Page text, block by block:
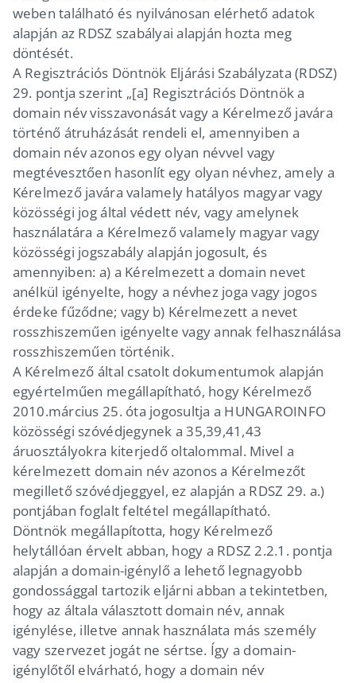
weben található és nyilvánosan elérhető adatok
alapján az RDSZ szabályai alapján hozta meg
döntését.
A Regisztrációs Döntnök Eljárási Szabályzata (RDSZ)
29. pontja szerint „[a] Regisztrációs Döntnök a
domain név visszavonását vagy a Kérelmező javára
történő átruházását rendeli el, amennyiben a
domain név azonos egy olyan névvel vagy
megtévesztően hasonlít egy olyan névhez, amely a
Kérelmező javára valamely hatályos magyar vagy
közösségi jog által védett név, vagy amelynek
használatára a Kérelmező valamely magyar vagy
közösségi jogszabály alapján jogosult, és
amennyiben: a) a Kérelmezett a domain nevet
anélkül igényelte, hogy a névhez joga vagy jogos
érdeke fűződne; vagy b) Kérelmezett a nevet
rosszhiszeműen igényelte vagy annak felhasználása
rosszhiszeműen történik.
A Kérelmező által csatolt dokumentumok alapján
egyértelműen megállapítható, hogy Kérelmező
2010.március 25. óta jogosultja a HUNGAROINFO
közösségi szóvédjegynek a 35,39,41,43
áruosztályokra kiterjedő oltalommal. Mivel a
kérelmezett domain név azonos a Kérelmezőt
megillető szóvédjeggyel, ez alapján a RDSZ 29. a.)
pontjában foglalt feltétel megállapítható.
Döntnök megállapította, hogy Kérelmező
helytállóan érvelt abban, hogy a RDSZ 2.2.1. pontja
alapján a domain-igénylő a lehető legnagyobb
gondossággal tartozik eljárni abban a tekintetben,
hogy az általa választott domain név, annak
igénylése, illetve annak használata más személy
vagy szervezet jogát ne sértse. Így a domain-
igénylőtől elvárható, hogy a domain név